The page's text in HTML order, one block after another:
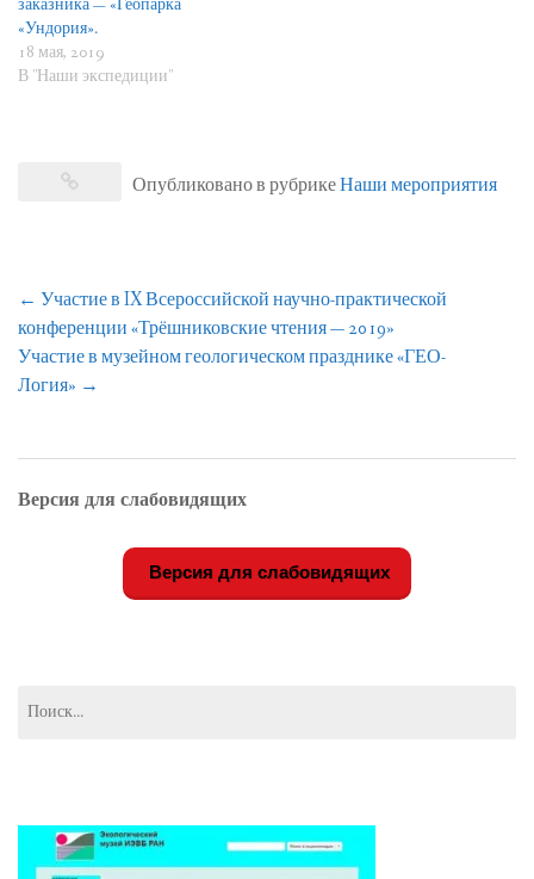
заказника — «Геопарка
«Ундория».
18 мая, 2019
В "Наши экспедиции"
Опубликовано в рубрикеНаши мероприятия
Навигация
по
записям
← Участие в IX Всероссийской научно-практической
конференции «Трёшниковские чтения — 2019»
Участие в музейном геологическом празднике «ГЕО-
Логия» →
Версия для слабовидящих
Версия для слабовидящих